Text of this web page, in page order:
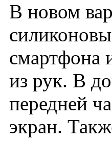
В новом
смартфона
из рук. В
передней
экран.